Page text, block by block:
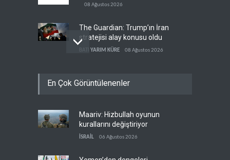
08 Ağustos 2026
The Guardian: Trump’ın İran
stratejisi alay konusu oldu
BATI YARIM KÜRE 08 Ağustos 2026
1.257 can kaybı
ABD’nin onlarca savaş uçağı
da yetmedi: Hürmüz’de
gemi vuruldu
08 Ağustos 2026
En Çok Görüntülenenler
Maariv: Hizbullah oyunun
kurallarını değiştiriyor
İSRAİL 06 Ağustos 2026